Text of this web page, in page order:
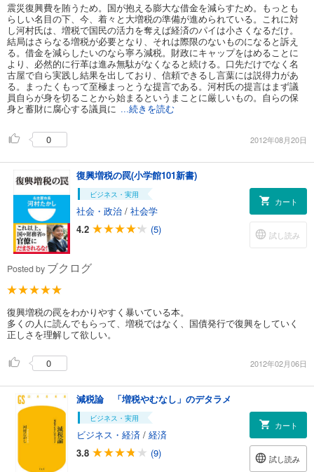
震災復興費を賄うため。国が抱える膨大な借金を減らすため。もっとも
らしい名目の下、今、着々と大増税の準備が進められている。これに対
し河村氏は、増税で国民の活力を奪えば経済のパイは小さくなるだけ。
結局はさらなる増税が必要となり、それは際限のないものになると訴え
る。借金を減らしたいのなら寧ろ減税。財政にキャップをはめることに
より、必然的に行革は進み無駄がなくなると続ける。口先だけでなく名
古屋で自ら実践し結果を出しており、信頼できるし言葉には説得力があ
る。まったくもって至極まっとうな提言である。河村氏の提言はまず議
員自らが身を切ることから始まるというまことに厳しいもの。自らの保
身と蓄財に腐心する議員に ...続きを読む
0 2012年08月20日
復興増税の罠(小学館101新書)
ビジネス・実用
社会・政治 / 社会学
4.2
(5)
カート
試し読み
Posted by ブクログ
復興増税の罠をわかりやすく暴いている本。
多くの人に読んでもらって、増税ではなく、国債発行で復興をしていく
正しさを理解して欲しい。
0 2012年02月06日
減税論 「増税やむなし」のデタラメ
ビジネス・実用
ビジネス・経済 / 経済
3.8
(9)
カート
試し読み